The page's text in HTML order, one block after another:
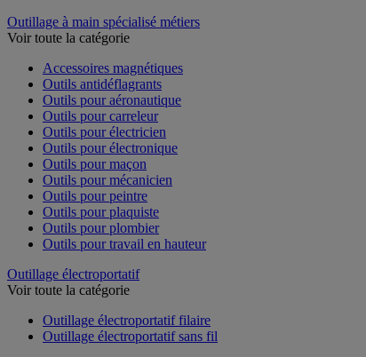
Outillage à main spécialisé métiers
Voir toute la catégorie
Accessoires magnétiques
Outils antidéflagrants
Outils pour aéronautique
Outils pour carreleur
Outils pour électricien
Outils pour électronique
Outils pour maçon
Outils pour mécanicien
Outils pour peintre
Outils pour plaquiste
Outils pour plombier
Outils pour travail en hauteur
Outillage électroportatif
Voir toute la catégorie
Outillage électroportatif filaire
Outillage électroportatif sans fil